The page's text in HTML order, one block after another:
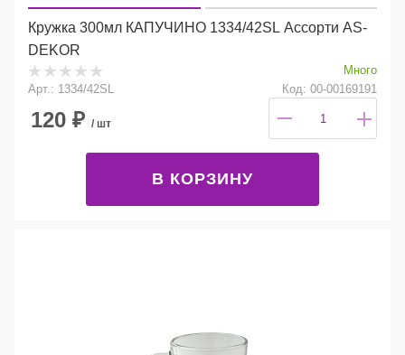
Кружка 300мл КАПУЧИНО 1334/42SL Ассорти AS-
DEKOR
Много
Арт.: 1334/42SL
Код: 00-00169191
120 ₽ / шт
В КОРЗИНУ